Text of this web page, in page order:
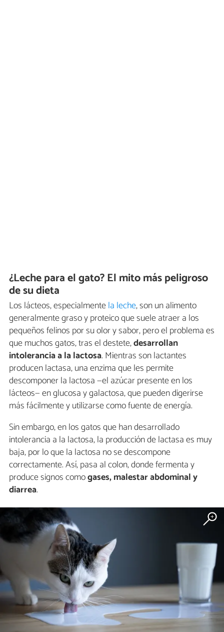
¿Leche para el gato? El mito más peligroso
de su dieta
Los lácteos, especialmentela leche, son un alimento
generalmente graso y proteico que suele atraer a los
pequeños felinos por su olor y sabor, pero el problema es
que muchos gatos, tras el destete,desarrollan
intolerancia a la lactosa. Mientras son lactantes
producen lactasa, una enzima que les permite
descomponer la lactosa —el azúcar presente en los
lácteos— en glucosa y galactosa, que pueden digerirse
más fácilmente y utilizarse como fuente de energía.
Sin embargo, en los gatos que han desarrollado
intolerancia a la lactosa, la producción de lactasa es muy
baja, por lo que la lactosa no se descompone
correctamente. Así, pasa al colon, donde fermenta y
produce signos comogases, malestar abdominal y
diarrea.